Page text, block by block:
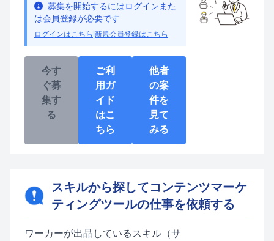
募集を開始するにはログインまた
は会員登録が必要です
ログインはこちら 新規会員登録はこちら
今す
ぐ募
集す
る
ご利
用ガ
イド
はこ
ちら
他者
の案
件を
見て
みる
スキルから探してコンテンツマーケ
ティングツールの仕事を依頼する
ワーカーが出品しているスキル（サ